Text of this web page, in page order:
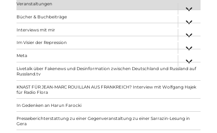
Veranstaltungen
anzeigen
Bücher & Buchbeiträge
anzeigen
Interviews mit mir
anzeigen
Im Visier der Repression
anzeigen
Meta
anzeigen
Livetalk über Fakenews und Desinformation zwischen Deutschland und Russland auf
Russland.tv
KNAST FÜR JEAN-MARC ROUILLAN AUS FRANKREICH? Interview mit Wolfgang Hajek
für Radio Flora
In Gedenken an Harun Farocki
Presseberichterstattung zu einer Gegenveranstaltung zu einer Sarrazin-Lesung in
Gera